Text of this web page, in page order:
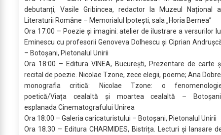
debutanți, Vasile Gribincea, redactor la Muzeul Național
Literaturii Române – Memorialul Ipotești, sala „Horia Bernea”
Ora 17:00 – Poezie și imagini: atelier de ilustrare a versurilor
Eminescu cu profesorii Genoveva Dolhescu și Ciprian
– Botoșani, Pietonalul Unirii
Ora 18:00 – Editura VINEA, București, Prezentare de carte
recital de poezie. Nicolae Tzone, zece elegii, poeme; Ana
monografia critică: Nicolae Tzone: o
poetică/Viața cealaltă și moartea cealaltă –
esplanada Cinematografului Unirea
Ora 18:00 – Galeria caricaturistului – Botoșani, Pietonalul Unirii
Ora 18.30 – Editura CHARMIDES, Bistrița. Lecturi și lansare